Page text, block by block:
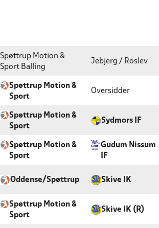
Spøttrup Motion &
Sport Balling
Jebjerg / Roslev
Spøttrup Motion &
Sport
Oversidder
Spøttrup Motion &
Sport
Sydmors IF
Spøttrup Motion &
Sport
Gudum Nissum
IF
Oddense/Spøttrup Skive IK
Spøttrup Motion &
Sport
Skive IK (R)